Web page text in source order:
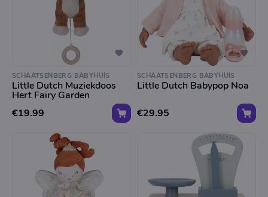
SCHAATSENBERG BABYHUIS
Little Dutch Muziekdoos
Hert Fairy Garden
€19.99
SCHAATSENBERG BABYHUIS
Little Dutch Babypop Noa
€29.95